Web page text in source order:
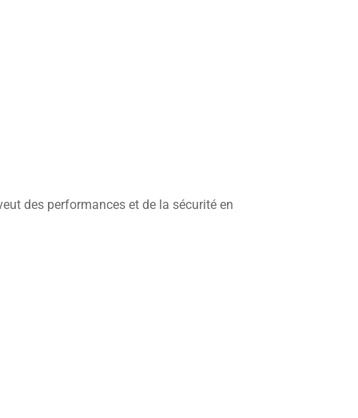
des performances et de la sécurité en